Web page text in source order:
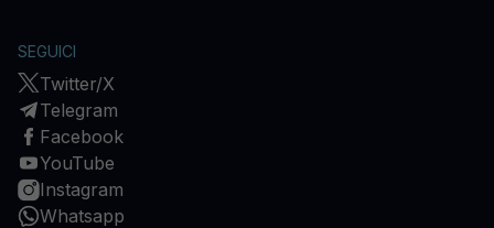
SEGUICI
Twitter/X
Telegram
Facebook
YouTube
Instagram
Whatsapp